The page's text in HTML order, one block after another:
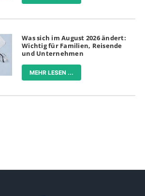
Was sich im August 2026 ändert:
Wichtig für Familien, Reisende
und Unternehmen
MEHR LESEN ...